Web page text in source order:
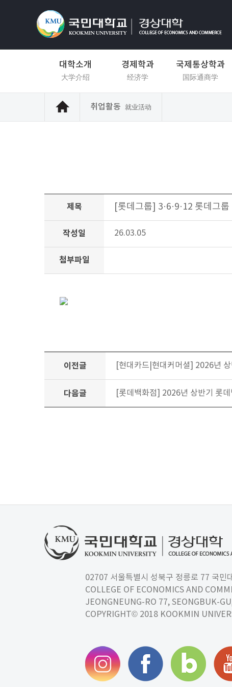
대학소개
大学介绍
경제학과
经济学
국제통상학과
国际通商学
취업활동 就业活动
제목 [롯데그룹] 3·6·9·12 롯데그
작성일 26.03.05
첨부파일
이전글 [현대카드|현대커머셜] 2026년
다음글 [롯데백화점] 2026년 상반기 롯
02707 서울특별시 성북구 정릉로 77 국
COLLEGE OF ECONOMICS AND
JEONGNEUNG-RO 77, SEONGBUK-
COPYRIGHT© 2018 KOOKMIN